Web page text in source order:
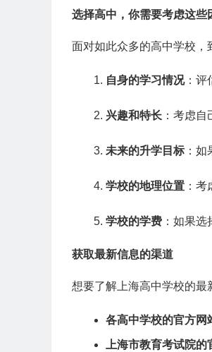
选择高中，你需要考虑这些
面对如此众多的高中学校，
自身的学习情况：评
兴趣和特长 ：考虑
未来的升学目标：如
学校的地理位置 ：
学校的学费 ：如果
获取最新信息的渠道
想要了解上海高中学校的最
各高中学校的官方网
上海市教育考试院的